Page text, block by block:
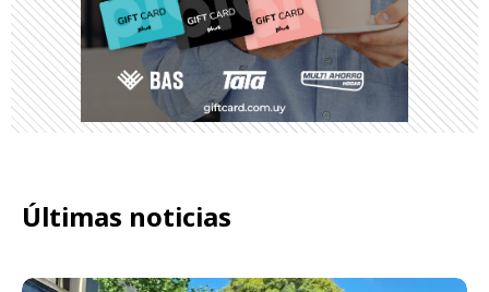
Últimas noticias